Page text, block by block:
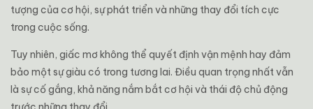
tượng của cơ hội, sự phát triển và những thay đổi tích cực
trong cuộc sống.
Tuy nhiên, giấc mơ không thể quyết định vận mệnh hay đảm
bảo một sự giàu có trong tương lai. Điều quan trọng nhất vẫn
là sự cố gắng, khả năng nắm bắt cơ hội và thái độ chủ động